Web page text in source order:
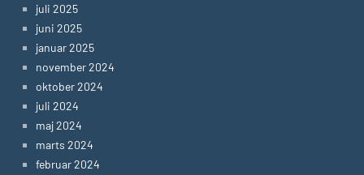
juli 2025
juni 2025
januar 2025
november 2024
oktober 2024
juli 2024
maj 2024
marts 2024
februar 2024